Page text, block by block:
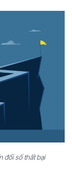
đổi số thất bại